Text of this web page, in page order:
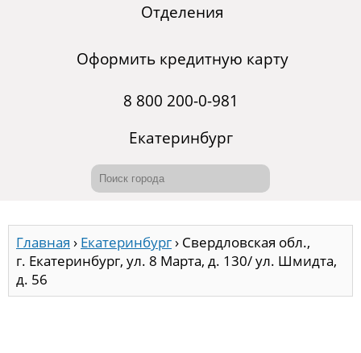
Отделения
Оформить кредитную карту
8 800 200-0-981
Екатеринбург
Главная › Екатеринбург› Свердловская обл.,
г. Екатеринбург, ул. 8 Марта, д. 130/ ул. Шмидта,
д. 56